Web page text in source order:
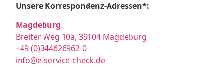
Unsere Korrespondenz-Adressen*:
Magdeburg
Breiter Weg 10a, 39104 Magdeburg
+49 (0)344626962-0
info@e-service-check.de